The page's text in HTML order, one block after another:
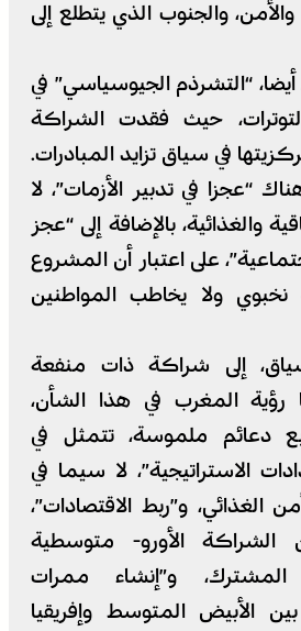
والجنوب الذي يتطلع إلى
أيضا، “التشرذم الجيوسياسي” في
حيث فقدت الشراكة
في سياق تزايد المبادرات.
في تدبير الأزمات”، لا
والغذائية، بالإضافة إلى “عجز
على اعتبار أن المشروع
نخبوي ولا يخاطب المواطنين
إلى شراكة ذات منفعة
رؤية المغرب في هذا الشأن،
دعائم ملموسة، تتمثل في
الاستراتيجية”، لا سيما في
الغذائي، و”ربط الاقتصادات”،
الأورو- متوسطية
و”إنشاء ممرات
الأبيض المتوسط وإفريقيا